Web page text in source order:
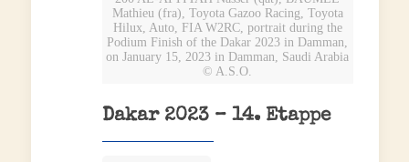
Mathieu (fra), Toyota Gazoo Racing, Toyota
Hilux, Auto, FIA W2RC, portrait during the
Podium Finish of the Dakar 2023 in Damman,
on January 15, 2023 in Damman, Saudi Arabia
© A.S.O.
Dakar 2023 – 14. Etappe